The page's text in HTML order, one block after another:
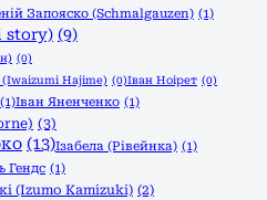
Запояско (Schmalgauzen) (1)
story) (9)
(0)
(Iwaizumi Hajime) (0)Іван Ноірет (0)
(1)Іван Яненченко (1)
(3)
(13)Ізабела (Рівейнка) (1)
Гендс (1)
(Izumo Kamizuki) (2)